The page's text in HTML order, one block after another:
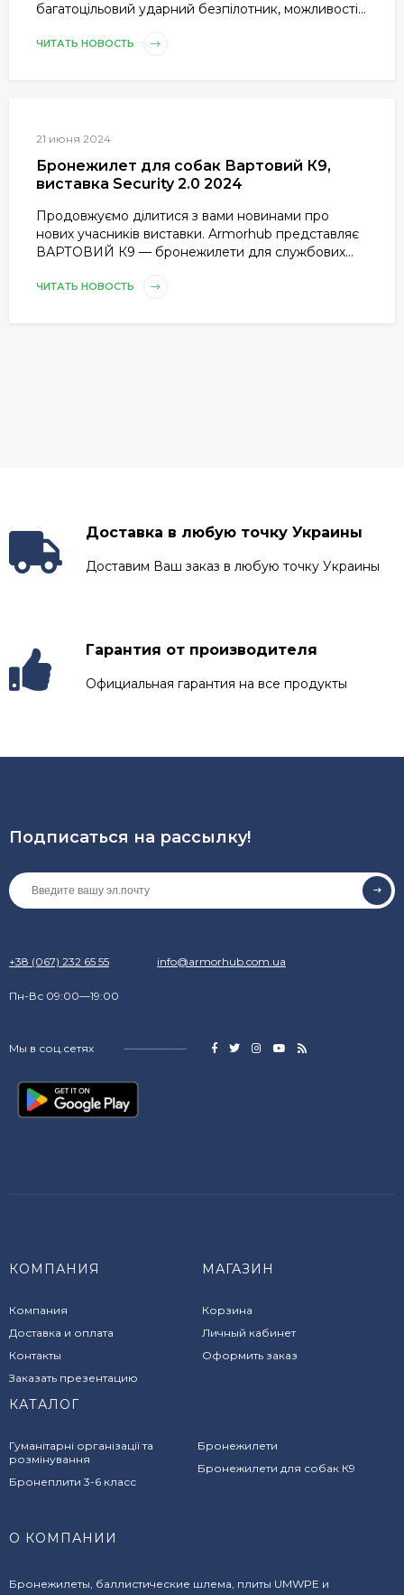
багатоцільовий ударний безпілотник, можливості...
ЧИТАТЬ НОВОСТЬ
21 июня 2024
Бронежилет для собак Вартовий К9,
виставка Security 2.0 2024
Продовжуємо ділитися з вами новинами про
нових учасників виставки. Armorhub представляє
ВАРТОВИЙ К9 — бронежилети для службових...
ЧИТАТЬ НОВОСТЬ
Доставка в любую точку Украины
Доставим Ваш заказ в любую точку Украины
Гарантия от производителя
Официальная гарантия на все продукты
Подписаться на рассылкy!
+38 (067) 232 65 55 info@armorhub.com.ua
Пн-Вс 09:00—19:00
Мы в соц.сетях
КОМПАНИЯ
Компания
Доставка и оплата
Контакты
Заказать презентацию
МАГАЗИН
Корзина
Личный кабинет
Оформить заказ
КАТАЛОГ
Гуманітарні організації та
розмінування
Бронеплити 3-6 класс
Бронежилети
Бронежилети для собак К9
О КОМПАНИИ
Бронежилеты, баллистические шлема, плиты UMWPE и